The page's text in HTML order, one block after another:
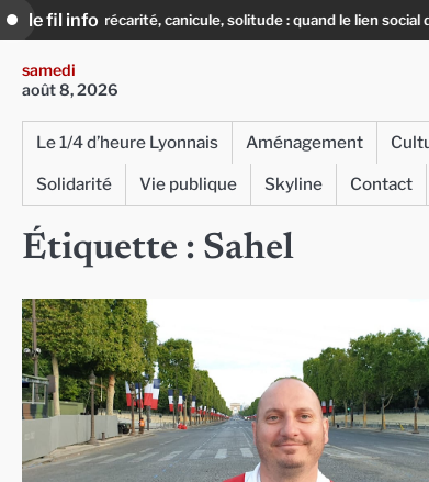
Skip
to
content
le fil info
Précarité, canicule, solitude : quand le lien social devient
samedi
août 8, 2026
Le 1/4 d’heure Lyonnais Aménagement
Solidarité
Vie publique Skyline Contact
Étiquette : Sahel